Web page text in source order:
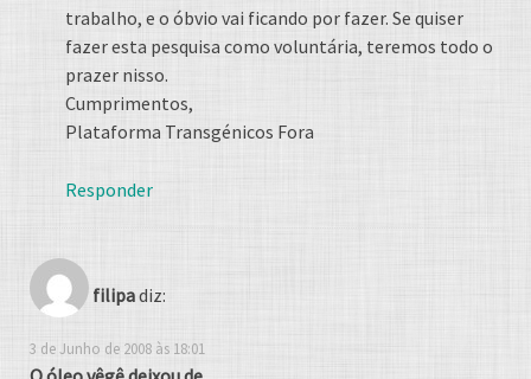
trabalho, e o óbvio vai ficando por fazer. Se quiser
fazer esta pesquisa como voluntária, teremos todo o
prazer nisso.
Cumprimentos,
Plataforma Transgénicos Fora
Responder
filipadiz:
3 de Junho de 2008 às 18:01